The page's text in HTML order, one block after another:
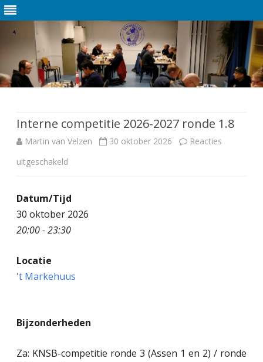
de
inhoud
Interne competitie 2026-2027 ronde 1.8
Martin van Velzen 30 oktober 2026
Reacties
uitgeschakeld
o
r
Datum/Tijd
30 oktober 2026
20:00 - 23:30
Locatie
't Markehuus
Bijzonderheden
Za: KNSB-competitie ronde 3 (Assen 1 en 2) / ronde